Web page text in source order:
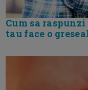
Cum sa
tau face o